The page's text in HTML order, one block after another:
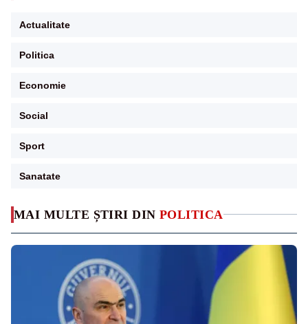
MAI MULTE ȘTIRI DIN POLITICA
Actualitate
Politica
Economie
Social
Sport
Sanatate